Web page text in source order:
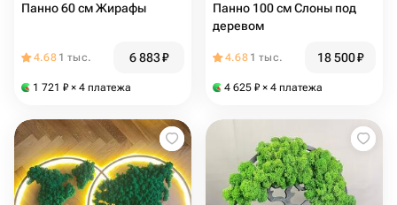
Панно 60 см Жирафы
4.68 1 тыс. 6 883₽
1 721 ₽ × 4 платежа
Панно 100 см Слоны под
деревом
4.68 1 тыс. 18 500₽
4 625 ₽ × 4 платежа